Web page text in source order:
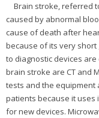
Brain stroke, referred
caused by abnormal
cause of death after
because of its very
to diagnostic devices
brain stroke are CT and
tests and the equipment
patients because it uses
for new devices.